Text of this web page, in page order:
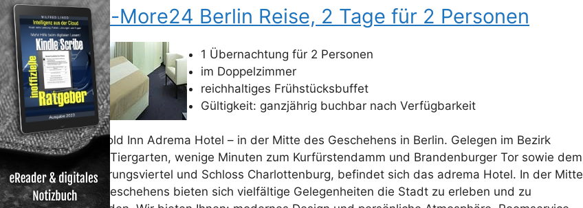
Get-More24 Berlin Reise, 2 Tage für 2 Personen
1 Übernachtung für 2 Personen
im Doppelzimmer
reichhaltiges Frühstücksbuffet
Gültigkeit: ganzjährig buchbar nach Verfügbarkeit
4 * Gold Inn Adrema Hotel – in der Mitte des Geschehens in Berlin. Gelegen im Bezirk
Mitte-Tiergarten, wenige Minuten zum Kurfürstendamm und Brandenburger Tor sowie dem
Regierungsviertel und Schloss Charlottenburg, befindet sich das adrema Hotel. In der Mitte
des Geschehens bieten sich vielfältige Gelegenheiten die Stadt zu erleben und zu